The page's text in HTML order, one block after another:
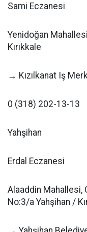
Sami Eczanesi
Yenidoğan
Kırıkkale
→ Kızılkanat Iş
0 (318) 202-13-13
Yahşihan
Erdal Eczanesi
Alaaddin Mahallesi,
No:3/a Yahşihan /